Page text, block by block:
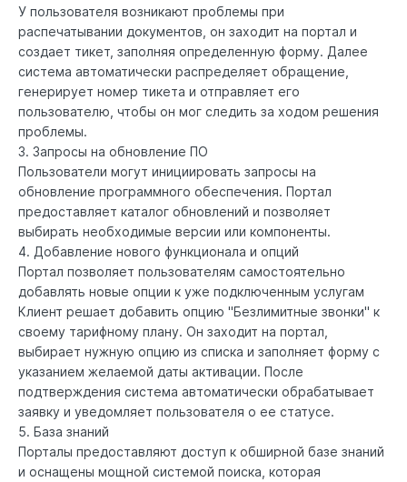
У пользователя возникают проблемы при
распечатывании документов, он заходит на портал и
создает тикет, заполняя определенную форму. Далее
система автоматически распределяет обращение,
генерирует номер тикета и отправляет его
пользователю, чтобы он мог следить за ходом решения
проблемы.
3. Запросы на обновление ПО
Пользователи могут инициировать запросы на
обновление программного обеспечения. Портал
предоставляет каталог обновлений и позволяет
выбирать необходимые версии или компоненты.
4. Добавление нового функционала и опций
Портал позволяет пользователям самостоятельно
добавлять новые опции к уже подключенным услугам
Клиент решает добавить опцию "Безлимитные звонки" к
своему тарифному плану. Он заходит на портал,
выбирает нужную опцию из списка и заполняет форму с
указанием желаемой даты активации. После
подтверждения система автоматически обрабатывает
заявку и уведомляет пользователя о ее статусе.
5. База знаний
Порталы предоставляют доступ к обширной базе знаний
и оснащены мощной системой поиска, которая